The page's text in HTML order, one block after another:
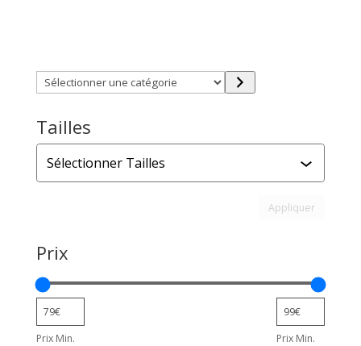
Sélectionner
une
Tailles
Appliquer
Prix
Prix Min. Prix Min.